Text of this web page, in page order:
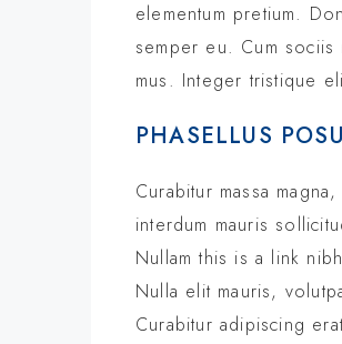
elementum pretium.
semper eu. Cum
mus. Integer tristique
PHASELLUS
Curabitur massa
interdum mauris
Nullam this is a link
Nulla elit mauris,
Curabitur adipiscing